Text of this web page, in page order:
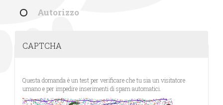
Autorizzo
CAPTCHA
Questa domanda è un test per verificare che tu sia un visitatore
umano e per impedire inserimenti di spam automatici.